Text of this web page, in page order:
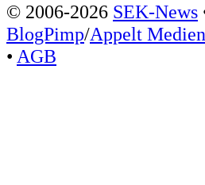
© 2006-2026 SEK-News
BlogPimp/Appelt
• AGB